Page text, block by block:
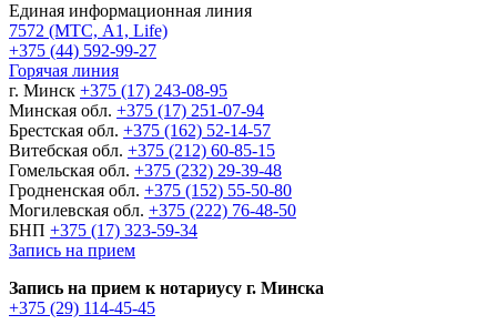
Единая информационная линия
7572 (МТС, A1, Life)
+375 (44) 592-99-27
Горячая линия
г. Минск +375 (17) 243-08-95
Минская обл. +375 (17) 251-07-94
Брестская обл. +375 (162) 52-14-57
Витебская обл. +375 (212) 60-85-15
Гомельская обл. +375 (232) 29-39-48
Гродненская обл. +375 (152) 55-50-80
Могилевская обл. +375 (222) 76-48-50
БНП +375 (17) 323-59-34
Запись на прием
Запись на прием к нотариусу г. Минска
+375 (29) 114-45-45